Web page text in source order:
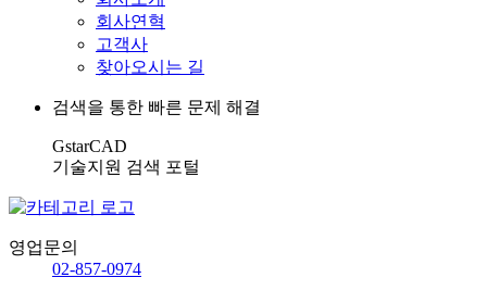
회사연혁
고객사
찾아오시는 길
검색을 통한 빠른 문제 해결
GstarCAD
기술지원 검색 포털
영업문의
02-857-0974